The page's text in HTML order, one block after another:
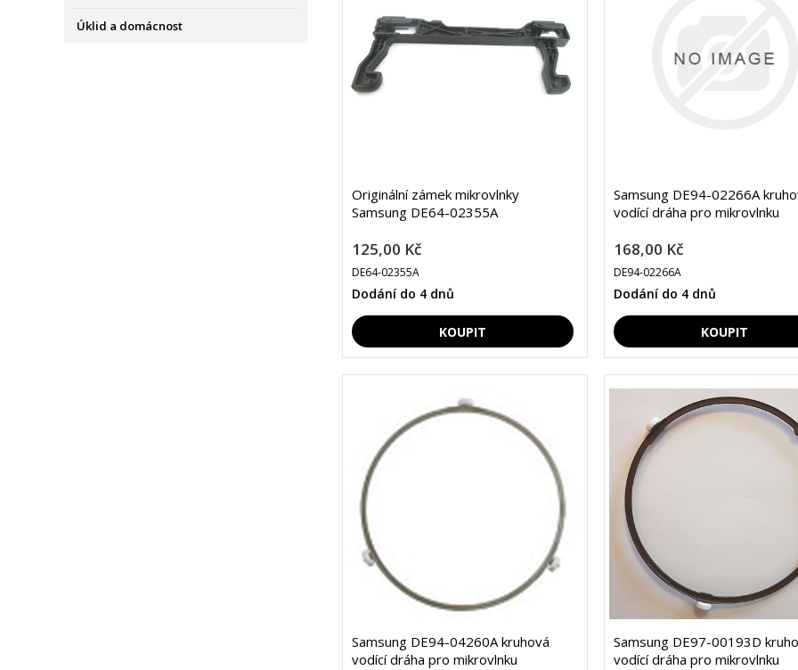
Úklid a domácnost
Originální zámek mikrovlnky
Samsung DE64-02355A
125,00 Kč
DE64-02355A
Dodání do 4 dnů
Samsung DE94-02266A
vodící dráha pro mikrovlnku
168,00 Kč
DE94-02266A
Dodání do 4 dnů
Samsung DE94-04260A kruhová
vodící dráha pro mikrovlnku
Samsung DE97-00193D
vodící dráha pro mikrovlnku